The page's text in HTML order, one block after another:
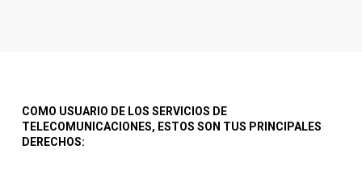
COMO USUARIO DE LOS SERVICIOS DE
TELECOMUNICACIONES, ESTOS SON TUS PRINCIPALES
DERECHOS: